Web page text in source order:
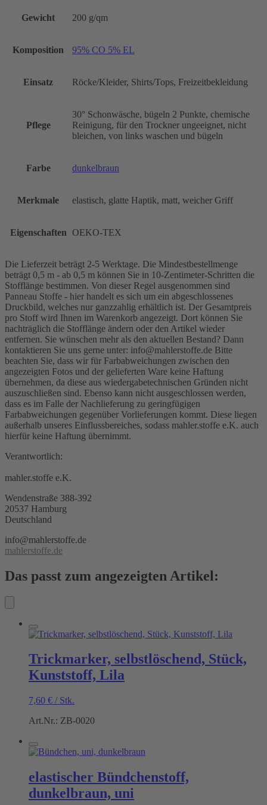
Gewicht 200 g/qm
Komposition 95% CO 5% EL
Einsatz Röcke/Kleider, Shirts/Tops, Freizeitbekleidung
Pflege
30° Schonwäsche, bügeln 2 Punkte, chemische
Reinigung, für den Trockner ungeeignet, nicht
bleichen, von links waschen und bügeln
Farbe dunkelbraun
Merkmale elastisch, glatte Haptik, matt, weicher Griff
Eigenschaften OEKO-TEX
Die Lieferzeit beträgt 2-5 Werktage. Die Mindestbestellmenge
beträgt 0,5 m - ab 0,5 m können Sie in 10-Zentimeter-Schritten die
Stofflänge bestimmen. Von dieser Regel ausgenommen sind
Panneau Stoffe - hier handelt es sich um ein abgeschlossenes
Druckbild, welches nur ganzzahlig erhältlich ist. Der Gesamtpreis
pro Stoff wird Ihnen im Warenkorb angezeigt. Dort können Sie
nachträglich die Stofflänge ändern oder den Artikel wieder
entfernen. Sie wünschen mehr als den aktuellen Bestand? Dann
kontaktieren Sie uns gerne unter: info@mahlerstoffe.de Bitte
beachten Sie, dass wir für Farbabweichungen zwischen den
angezeigten Fotos und der gelieferten Ware keine Haftung
übernehmen, da diese aus wiedergabetechnischen Gründen nicht
auszuschließen sind. Ebenso kann nicht ausgeschlossen werden,
dass es im Falle der Nachlieferung zu geringfügigen
Farbabweichungen gegenüber Vorlieferungen kommt. Diese liegen
außerhalb unseres Einflussbereiches, sodass mahler.stoffe e.K. auch
hierfür keine Haftung übernimmt.
Verantwortlich:
mahler.stoffe e.K.
Wendenstraße 388-392
20537 Hamburg
Deutschland
info@mahlerstoffe.de
mahlerstoffe.de
Das passt zum angezeigten Artikel:
Trickmarker, selbstlöschend, Stück,
Kunststoff, Lila
7,60 € / Stk.
Art.Nr.: ZB-0020
elastischer Bündchenstoff,
dunkelbraun, uni